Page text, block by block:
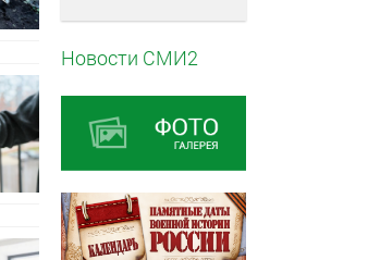
Новости СМИ2